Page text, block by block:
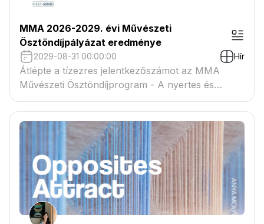
MMA 2026-2029. évi Művészeti
Ösztöndíjpályázat eredménye
2029-08-31 00:00:00 Hír
Átlépte a tízezres jelentkezőszámot az MMA
Művészeti Ösztöndíjprogram - A nyertes és
tartaléklistás pályázók névsora megtekinthető a
csatolmányban